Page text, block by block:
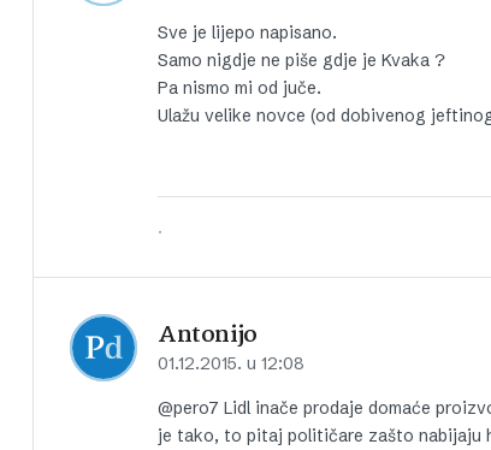
Sve je lijepo napisano.
Samo nigdje ne piše gdje je Kvaka ?
Pa nismo mi od juče.
Ulažu velike novce (od dobivenog
.
Antonijo
01.12.2015. u 12:08
@pero7 Lidl inače prodaje domaće
je tako, to pitaj političare zašto nabijaju